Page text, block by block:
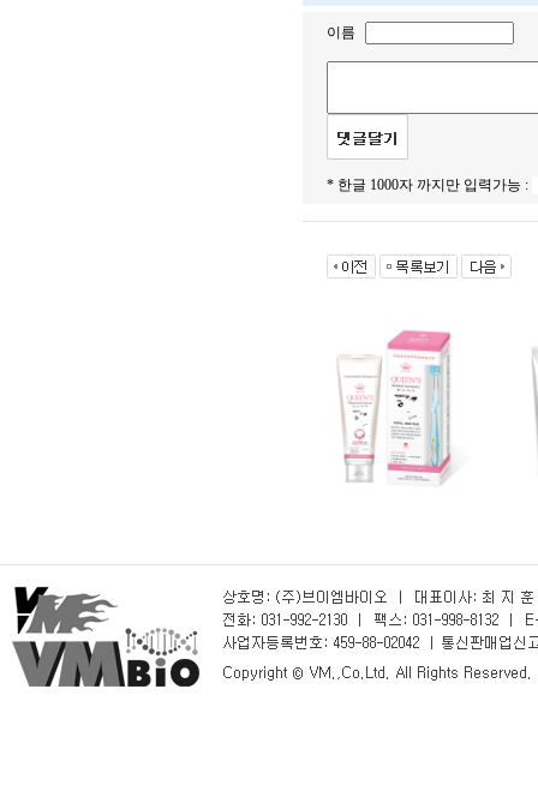
이름
* 한글 1000자 까지만 입력가능 :